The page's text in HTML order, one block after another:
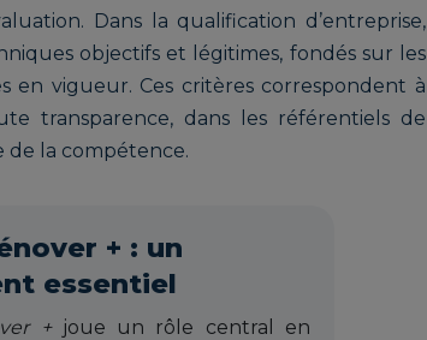
Dans la qualification d’entreprise,
objectifs et légitimes, fondés sur les
en vigueur. Ces critères correspondent à
transparence, dans les référentiels de
de la compétence.
+ : un
essentiel
+joue un rôle central en